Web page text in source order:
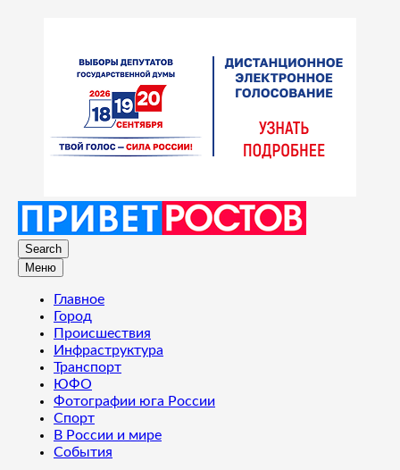
Search
Меню
Главное
Город
Происшествия
Инфраструктура
Транспорт
ЮФО
Фотографии юга России
Спорт
В России и мире
События